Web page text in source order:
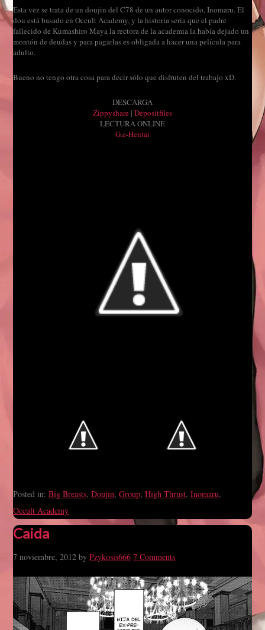
Esta vez se trata de un doujin del C78 de un autor conocido, Inomaru. El
dou está basado en Occult Academy, y la historia sería que el padre
fallecido de Kumashiro Maya la rectora de la academia la había dejado un
montón de deudas y para pagarlas es obligada a hacer una película para
adulto.
Bueno no tengo otra cosa para decir sólo que disfruten del trabajo xD.
DESCARGA
Zippyshare | Depositfiles
LECTURA ONLINE
G.e-Hentai
Posted in:Big Breasts,Doujin,Group,High Thrust,Inomaru,
Occult Academy
Caida
7 noviembre, 2012 byPzykosis666 7 Comments